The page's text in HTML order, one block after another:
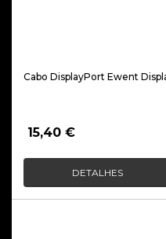
Cabo DisplayPort Ewent
15,40 €
DETALHES